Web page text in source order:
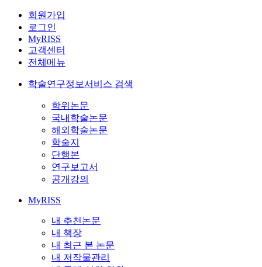
회원가입
로그인
MyRISS
고객센터
전체메뉴
학술연구정보서비스 검색
학위논문
국내학술논문
해외학술논문
학술지
단행본
연구보고서
공개강의
MyRISS
내 추천논문
내 책장
내 최근 본 논문
내 저작물관리